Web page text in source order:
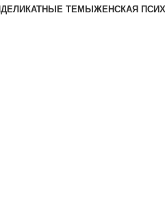
ДЕЛИКАТНЫЕ ТЕМЫ ЖЕНСКАЯ